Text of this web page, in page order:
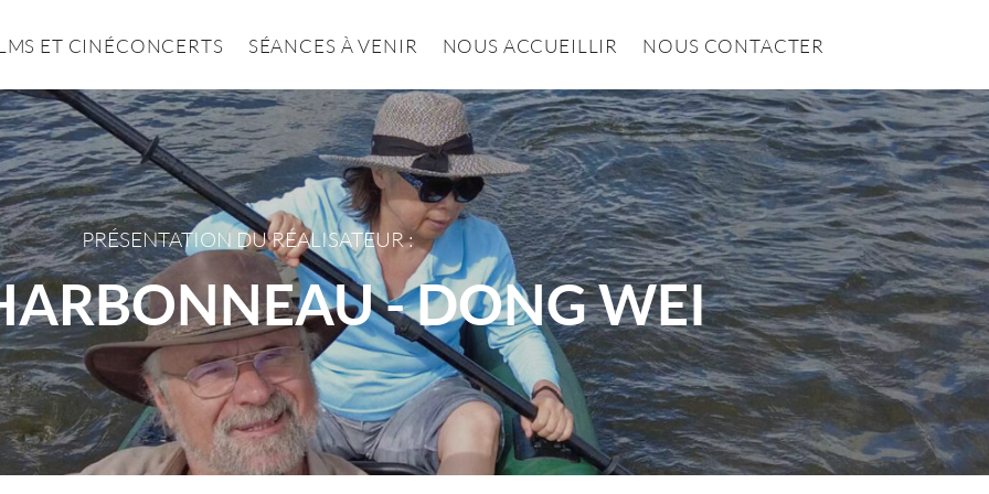
ET CINÉCONCERTS SÉANCES À VENIR NOUS ACCUEILLIR NOUS CONTACTER
PRÉSENTATION DU RÉALISATEUR :
- DONG WEI